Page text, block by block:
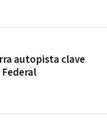
autopista clave